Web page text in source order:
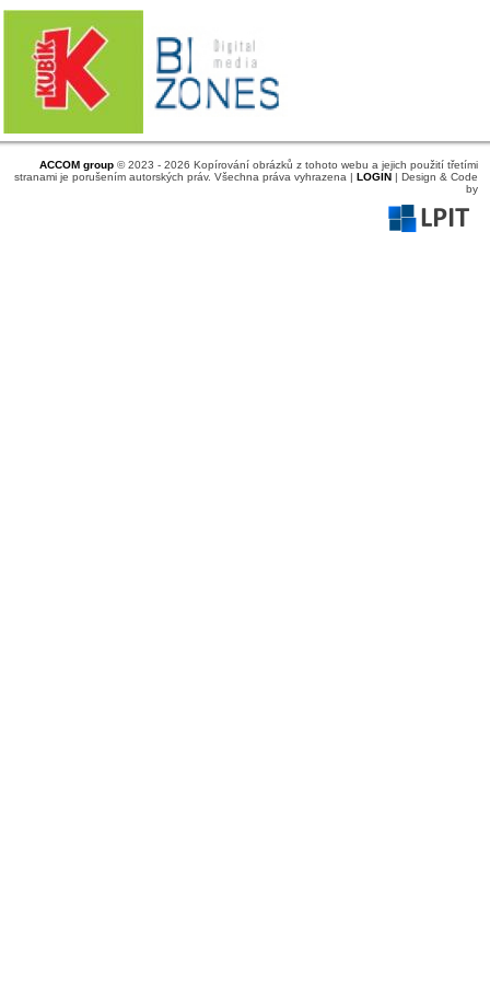
ACCOM group© 2023 - 2026 Kopírování obrázků z tohoto webu a jejich použití třetími
stranami je porušením autorských práv. Všechna práva vyhrazena | LOGIN| Design & Code
by